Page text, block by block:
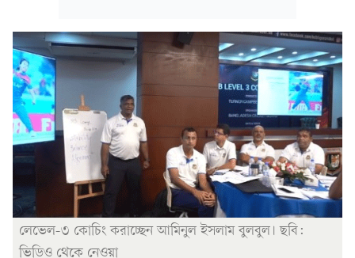
লেভেল-৩ কোচিং করাচ্ছেন আমিনুল ইসলাম বুলবুল। ছবি:
ভিডিও থেকে নেওয়া